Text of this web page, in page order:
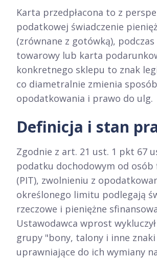
Karta przedpłacona to z
podatkowej świadczenie
(zrównane z gotówką),
towarowy lub karta
konkretnego sklepu to znak
co diametralnie zmienia
opodatkowania i prawo do ulg.
Definicja i stan
Zgodnie z art. 21 ust. 1 pkt 67
podatku dochodowym od osób
(PIT), zwolnieniu z
określonego limitu podlegają
rzeczowe i pieniężne
Ustawodawca wprost
grupy "bony, talony i inne znaki
uprawniające do ich wymiany